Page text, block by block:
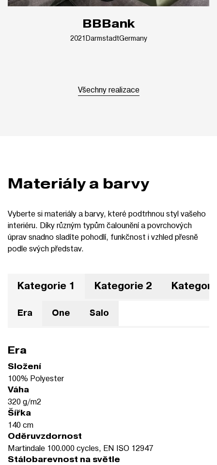
BBBank
2021DarmstadtGermany
Všechny realizace
Materiály a barvy
Vyberte si materiály a barvy, které podtrhnou styl vašeho
interiéru. Díky různým typům čalounění a povrchových
úprav snadno sladíte pohodlí, funkčnost i vzhled přesně
podle svých představ.
Kategorie 1 Kategorie 2
Era One Salo
Era
Složení
100% Polyester
Váha
320 g/m2
Šířka
140 cm
Oděruvzdornost
Martindale 100.000 cycles, EN ISO 12947
Stálobarevnost na světle